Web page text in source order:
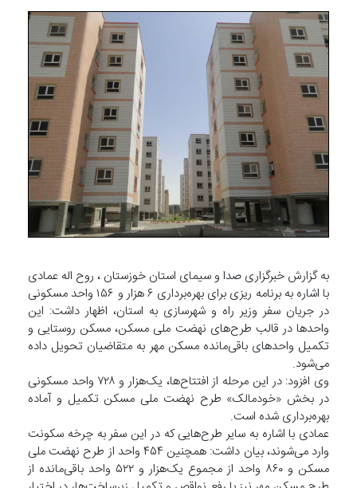
به گزارش خبرگزاری صدا و سیمای استان خوزستان ، روح اله عمادی
با اشاره به برنامه ریزی برای بهره‌برداری ۶ هزار و ۱۵۶ واحد مسکونی
در جریان سفر وزیر راه و شهرسازی به استان، اظهار داشت: این
واحدها در قالب طرح‌های نهضت ملی مسکن، مسکن روستایی و
تکمیل واحدهای باقی‌مانده مسکن مهر به متقاضیان تحویل داده
می‌شود.
وی افزود: در این مرحله از افتتاح‌ها، یک‌هزار و ۷۲۸ واحد مسکونی
در بخش «خودمالک» طرح نهضت ملی مسکن تکمیل و آماده
بهره‌برداری شده است.
عمادی با اشاره به سایر طرح‌هایی که در این سفر به چرخه سکونت
وارد می‌شوند، بیان داشت: همچنین ۴۵۴ واحد از طرح نهضت ملی
مسکن و ۸۶۰ واحد از مجموع یک‌هزار و ۵۲۲ واحد باقی‌مانده از